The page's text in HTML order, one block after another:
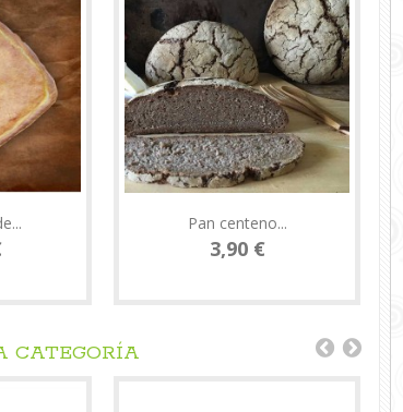
Pan centeno...
3,90 €
CATEGORÍA